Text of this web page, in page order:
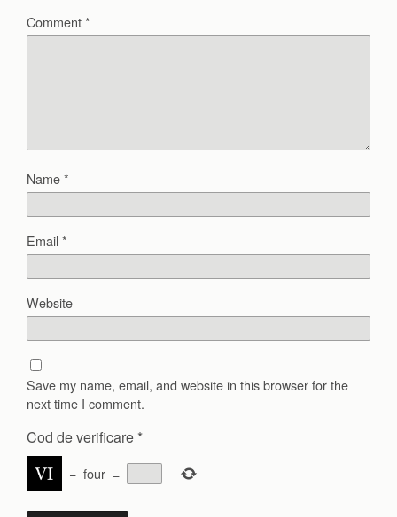
Comment*
Name*
Email*
Website
Save my name, email, and website in this browser for the
next time I comment.
Cod de verificare *
− four =